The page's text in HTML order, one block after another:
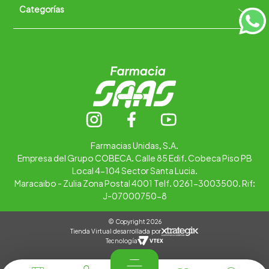
Quiénes somos
Trabaja con nosotros
Categorías +
Farmacias Unidas, S.A.
Empresa del Grupo COBECA. Calle 85 Edif. Cobeca Piso PB
Local 4-104 Sector Santa Lucia.
Maracaibo - Zulia Zona Postal 4001 Telf. 0261-3003500. Rif:
J-07000750-8
© Copyright 2026
Tienda Virtual desarrollada por
Tecnología